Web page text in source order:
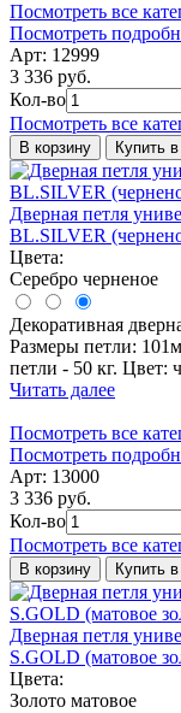
Посмотреть все
Посмотреть
Арт: 12999
3 336 руб.
Кол-во
Посмотреть все
В корзину Купить
Дверная петля
BL.SILVER
Цвета:
Серебро черненое
Декоративная
Размеры петли:
петли - 50 кг. Цвет:
Читать далее
Посмотреть все
Посмотреть
Арт: 13000
3 336 руб.
Кол-во
Посмотреть все
В корзину Купить
Дверная петля
S.GOLD (матовое
Цвета:
Золото матовое